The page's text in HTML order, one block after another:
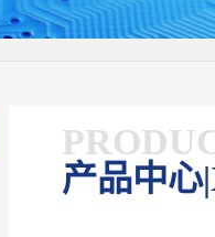
产品中心